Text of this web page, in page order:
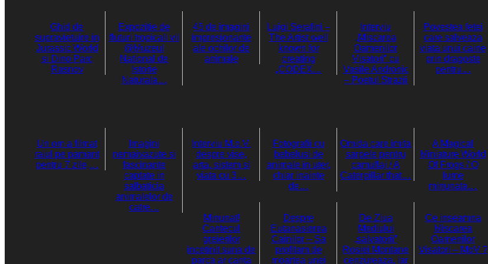
Ghid de
supravietuire in
Jurassic World
si Dino Parc
Rasnov
Expozitie de
fluturi tropicali vii
@Muzeul
National de
Istorie
Naturala…
45 de imagini
impresionante
ale ochilor de
animale
Luigi Serafini –
The Artist well
known for
creating
„CODEX…
Interviu
„Miscarea
Oamenilor
Visatori” cu
Vasile Andronic
– Poetul Strazii
Povestea fetei
care salveaza
viata unui caine
prin dragoste
pentru…
Un om a filmat
raiul pe pamant
pentru 7 zile,…
Imagini
nemaivazute si
fascinante
captate in
salbaticia
animalelor de
catre…
Interviu M.o.V.
despre vise,
arta, sistem si
viata cu 3…
Fotografii cu
bebelusi de
animale in uter,
chiar inainte
de…
Omida care imita
sarpele pentru
camuflaj / A
Caterpillar that…
A Magical
Miniature World
Of Frogs / O
lume
minunata…
Minunat!
Cantecul
greierilor
incetinit suna de
parca ar canta
Despre
Eutanasierea
Cainilor – Sa
profitam de
moartea unei
De Ziua
Mediului
„salvatorii”
Rosiei Montane
cenzureaza, iar
Ce inseamna
Miscarea
Oamenilor
Visatori – MoV ?